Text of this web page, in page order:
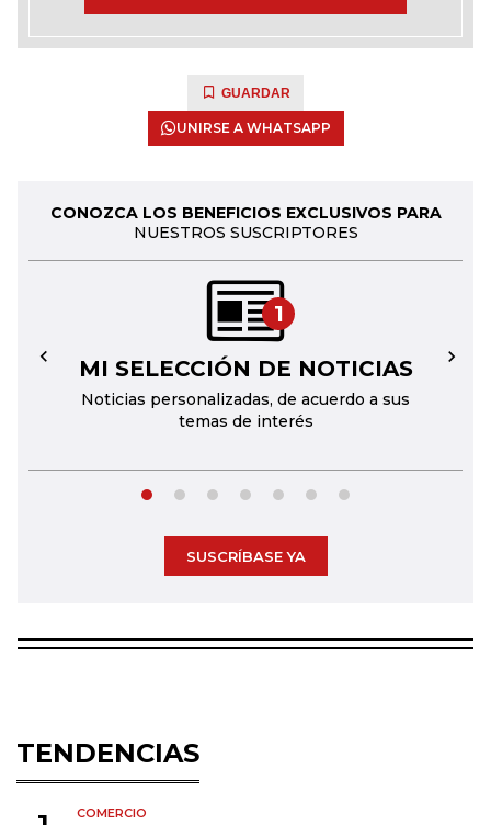
GUARDAR
UNIRSE A WHATSAPP
CONOZCA LOS BENEFICIOS EXCLUSIVOS PARA
NUESTROS SUSCRIPTORES
1
MI SELECCIÓN DE NOTICIAS
Noticias personalizadas, de acuerdo a sus
temas de interés
← →
SUSCRÍBASE YA
TENDENCIAS
COMERCIO